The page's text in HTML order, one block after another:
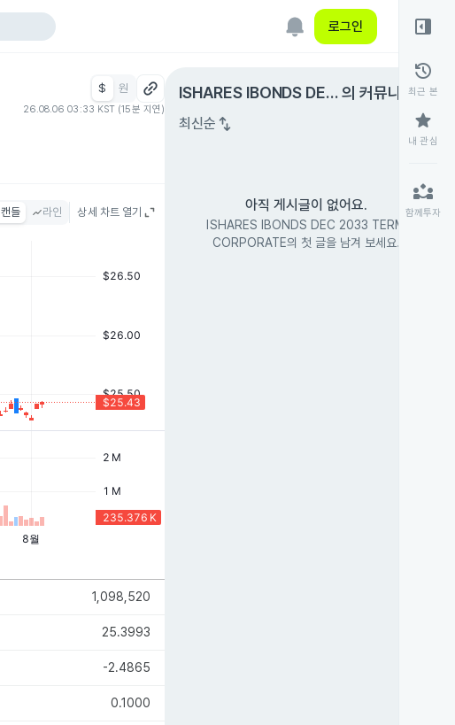
로그인
$ 원
26.08.06 03:33 KST (15분 지연)
캔들 라인 상세 차트 열기
ISHARES IBONDS DEC
2033 TERM CORPOR
의 커뮤니티expand_circle_right
최신순 swap_vert
아직 게시글이 없어요.
ISHARES IBONDS DEC 2033 TERM
CORPORATE의 첫 글을 남겨 보세요.
right_panel_open
history
최근 본
star
내 관심
partner_exchange
함께투자